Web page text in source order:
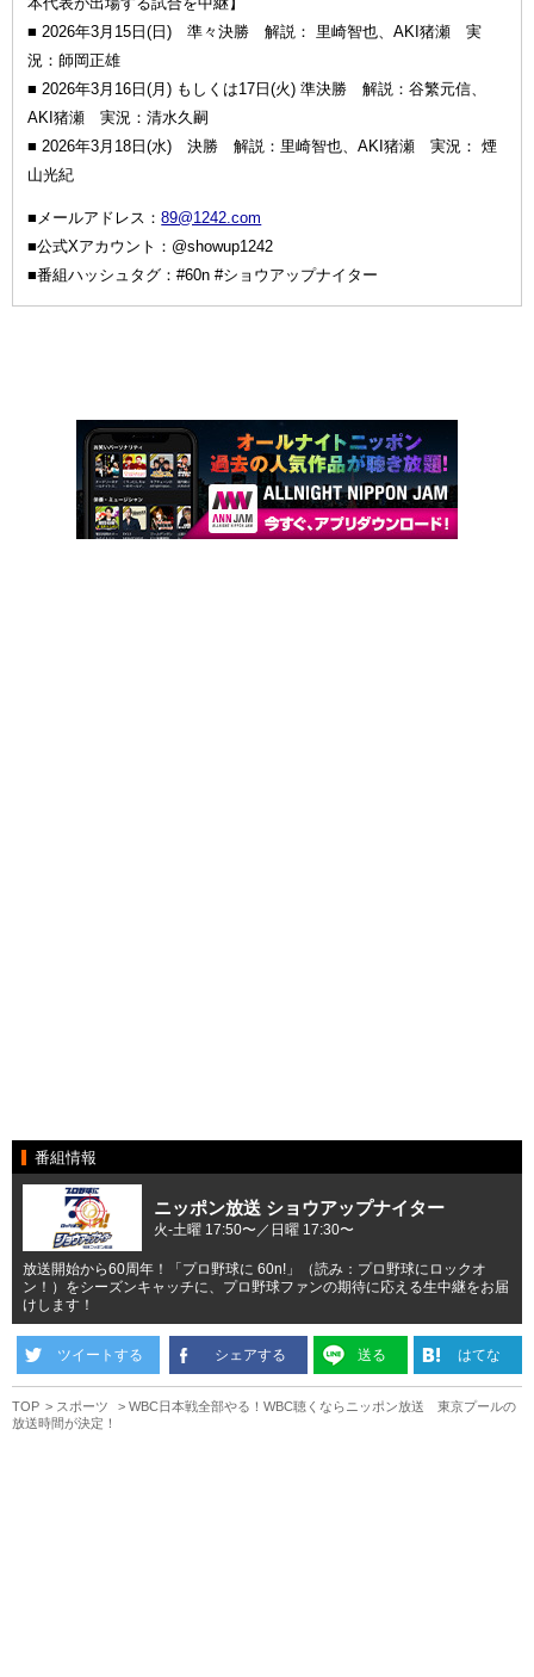
■ 2026年3月15日(日) 準々決勝 解説： 里崎智也、AKI猪瀬 実
況：師岡正雄
■ 2026年3月16日(月) もしくは17日(火) 準決勝 解説：谷繁元信、
AKI猪瀬 実況：清水久嗣
■ 2026年3月18日(水) 決勝 解説：里崎智也、AKI猪瀬 実況： 煙
山光紀
■メールアドレス：89@1242.com
■公式Xアカウント：@showup1242
■番組ハッシュタグ：#60n #ショウアップナイター
番組情報
ニッポン放送 ショウアップナイター
火-土曜 17:50〜／日曜 17:30〜
放送開始から60周年！「プロ野球に 60n!」（読み：プロ野球にロックオ
ン！）をシーズンキャッチに、プロ野球ファンの期待に応える生中継をお届
けします！
ツイートする シェアする 送る はてな
TOP スポーツ
WBC日本戦全部やる！WBC聴くならニッポン放送 東京プールの
放送時間が決定！